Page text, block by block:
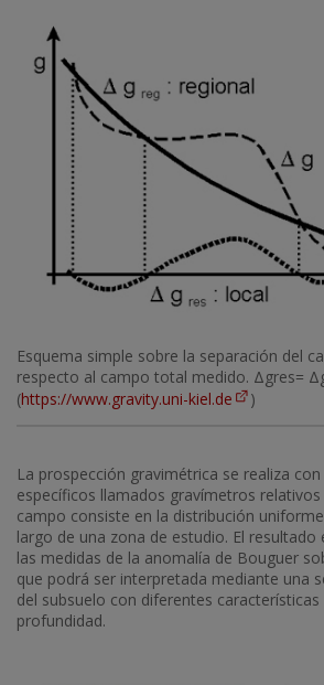
Esquema simple sobre la separación del
respecto al campo total medido. Δgres=
(https://www.gravity.uni-kiel.de )
La prospección gravimétrica se realiza
específicos llamados gravímetros
campo consiste en la distribución
largo de una zona de estudio. El resultado
las medidas de la anomalía de Bouguer
que podrá ser interpretada mediante una
del subsuelo con diferentes
profundidad.